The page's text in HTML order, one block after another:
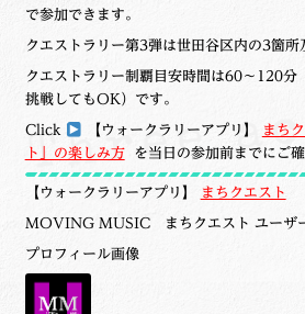
で参加できます。
クエストラリー第3弾は世田谷区内の3箇所
クエストラリー制覇目安時間は60～120分
挑戦してもOK）です。
Click 【ウォークラリーアプリ】 まち
ト」の楽しみ方を当日の参加前までにご確
【ウォークラリーアプリ】 まちクエスト
MOVING MUSIC まちクエスト ユーザ
プロフィール画像